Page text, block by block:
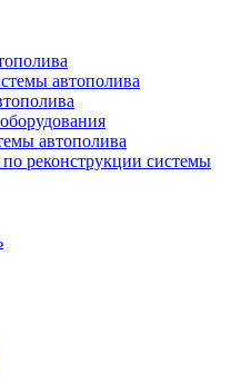
автополива
автополива
по реконструкции системы